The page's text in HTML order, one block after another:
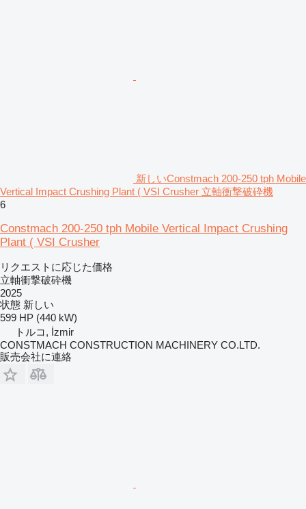
新しいConstmach 200-250 tph Mobile
Vertical Impact Crushing Plant ( VSI Crusher 立軸衝撃破砕機
6
Constmach 200-250 tph Mobile Vertical Impact Crushing
Plant ( VSI Crusher
リクエストに応じた価格
立軸衝撃破砕機
2025
状態 新しい
599 HP (440 kW)
トルコ, İzmir
CONSTMACH CONSTRUCTION MACHINERY CO.LTD.
販売会社に連絡